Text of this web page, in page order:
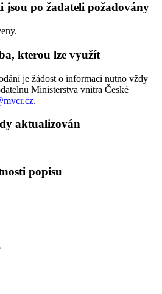
jsou po žadateli požadovány
kterou lze využít
je žádost o informaci nutno vždy
Ministerstva vnitra České
.
aktualizován
popisu